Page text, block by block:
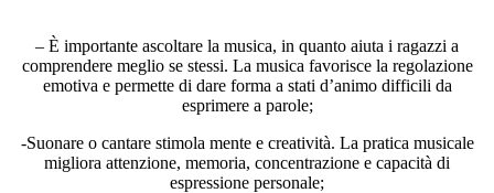
– È importante ascoltare la musica, in quanto aiuta i ragazzi a
comprendere meglio se stessi. La musica favorisce la regolazione
emotiva e permette di dare forma a stati d’animo difficili da
esprimere a parole;
-Suonare o cantare stimola mente e creatività. La pratica musicale
migliora attenzione, memoria, concentrazione e capacità di
espressione personale;